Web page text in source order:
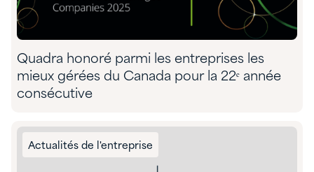
Quadra honoré parmi les entreprises les
mieux gérées du Canada pour la 22ᵉ année
consécutive
Actualités de l'entreprise